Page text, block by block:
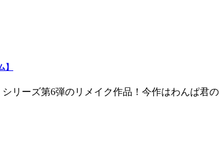
リーズ第6弾のリメイク作品！今作はわんぱ君